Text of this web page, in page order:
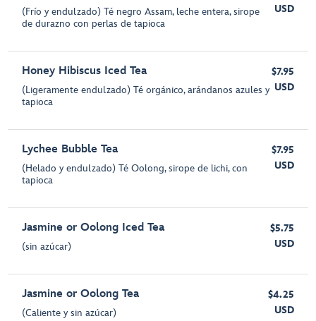
(Frío y endulzado) Té negro Assam, leche entera, sirope
de durazno con perlas de tapioca
USD
Honey Hibiscus Iced Tea
(Ligeramente endulzado) Té orgánico, arándanos azules y
tapioca
$7.95
USD
Lychee Bubble Tea
(Helado y endulzado) Té Oolong, sirope de lichi, con
tapioca
$7.95
USD
Jasmine or Oolong Iced Tea
(sin azúcar)
$5.75
USD
Jasmine or Oolong Tea
(Caliente y sin azúcar)
$4.25
USD